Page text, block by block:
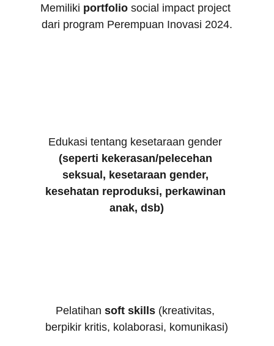
Memiliki portfolio social impact project
dari program Perempuan Inovasi 2024.
Edukasi tentang kesetaraan gender
(seperti kekerasan/pelecehan
seksual, kesetaraan gender,
kesehatan reproduksi, perkawinan
anak, dsb)
Pelatihan soft skills (kreativitas,
berpikir kritis, kolaborasi, komunikasi)